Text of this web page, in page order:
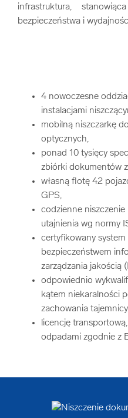
infrastruktura,
bezpieczeństwa i
4 nowoczesne
instalacjami
mobilną niszczarkę
optycznych,
ponad 10 tysięcy
zbiórki dokumentów
własną flotę 42
GPS,
codzienne niszczenie
utajnienia wg normy
certyfikowany system
bezpieczeństwem
zarządzania jakością
odpowiednio
kątem niekaralności
zachowania
licencję
odpadami zgodnie z